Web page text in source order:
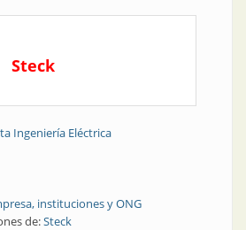
Steck
Ingeniería Eléctrica
instituciones y ONG
de:Steck